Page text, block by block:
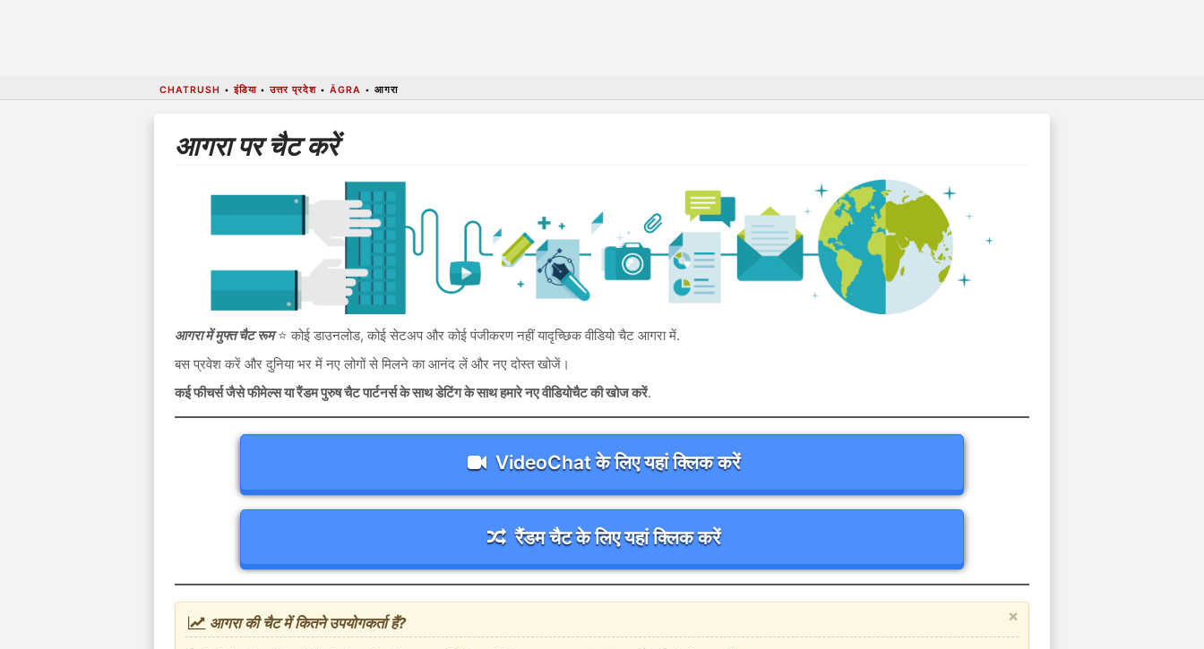
CHATRUSH •इंडिया•उत्तर प्रदेश• ĀGRA • आगरा
आगरा पर चैट करें
आगरा में मुफ्त चैट रूम⭐ कोई डाउनलोड, कोई सेटअप और कोई पंजीकरण नहीं यादृच्छिक वीडियो चैट आगरा में.
बस प्रवेश करें और दुनिया भर में नए लोगों से मिलने का आनंद लें और नए दोस्त खोजें।
कई फीचर्स जैसे फीमेल्स या रैंडम पुरुष चैट पार्टनर्स के साथ डेटिंग के साथ हमारे नए वीडियोचैट की खोज करें.
VideoChat के लिए यहां क्लिक करें
रैंडम चैट के लिए यहां क्लिक करें
×
आगरा की चैट में कितने उपयोगकर्ता हैं?